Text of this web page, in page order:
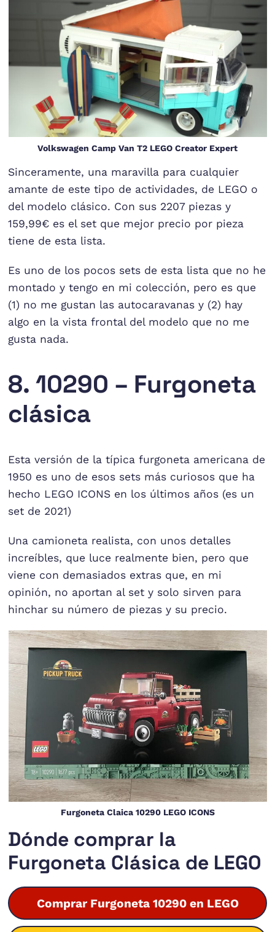
Volkswagen Camp Van T2 LEGO Creator Expert
Sinceramente, una maravilla para cualquier
amante de este tipo de actividades, de LEGO o
del modelo clásico. Con sus 2207 piezas y
159,99€ es el set que mejor precio por pieza
tiene de esta lista.
Es uno de los pocos sets de esta lista que no he
montado y tengo en mi colección, pero es que
(1) no me gustan las autocaravanas y (2) hay
algo en la vista frontal del modelo que no me
gusta nada.
8. 10290 – Furgoneta
clásica
Esta versión de la típica furgoneta americana de
1950 es uno de esos sets más curiosos que ha
hecho LEGO ICONS en los últimos años (es un
set de 2021)
Una camioneta realista, con unos detalles
increíbles, que luce realmente bien, pero que
viene con demasiados extras que, en mi
opinión, no aportan al set y solo sirven para
hinchar su número de piezas y su precio.
Furgoneta Claica 10290 LEGO ICONS
Dónde comprar la
Furgoneta Clásica de LEGO
Comprar Furgoneta 10290 en LEGO